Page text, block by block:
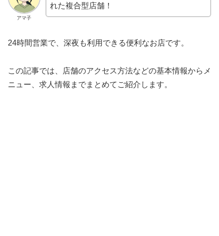
アマ子
れた複合型店舗！
24時間営業で、深夜も利用できる便利なお店です。
この記事では、店舗のアクセス方法などの基本情報からメ
ニュー、求人情報までまとめてご紹介します。